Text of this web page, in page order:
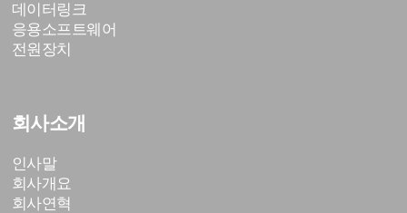
데이터링크
응용소프트웨어
전원장치
회사소개
인사말
회사개요
회사연혁